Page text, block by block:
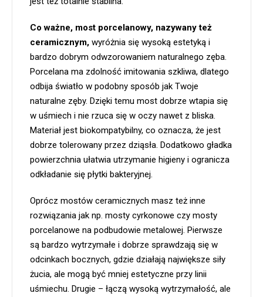
Co ważne, most porcelanowy, nazywany też
ceramicznym, wyróżnia się wysoką estetyką i
bardzo dobrym odwzorowaniem naturalnego zęba.
Porcelana ma zdolność imitowania szkliwa, dlatego
odbija światło w podobny sposób jak Twoje
naturalne zęby. Dzięki temu most dobrze wtapia się
w uśmiech i nie rzuca się w oczy nawet z bliska.
Materiał jest biokompatybilny, co oznacza, że jest
dobrze tolerowany przez dziąsła. Dodatkowo gładka
powierzchnia ułatwia utrzymanie higieny i ogranicza
odkładanie się płytki bakteryjnej.
Oprócz mostów ceramicznych masz też inne
rozwiązania jak np. mosty cyrkonowe czy mosty
porcelanowe na podbudowie metalowej. Pierwsze
są bardzo wytrzymałe i dobrze sprawdzają się w
odcinkach bocznych, gdzie działają największe siły
żucia, ale mogą być mniej estetyczne przy linii
uśmiechu. Drugie – łączą wysoką wytrzymałość, ale